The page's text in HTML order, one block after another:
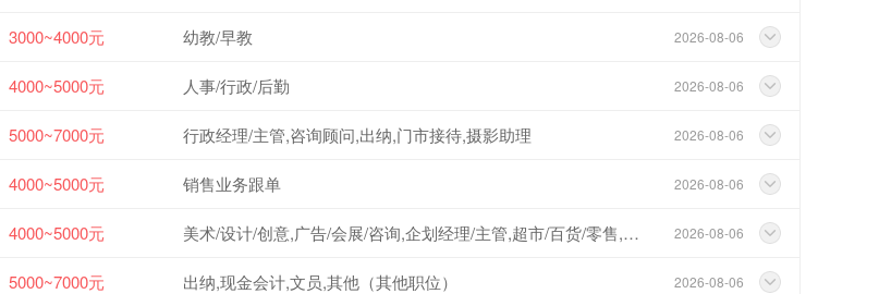
3000~4000元 幼教/早教 2026-08-06
4000~5000元 人事/行政/后勤 2026-08-06
5000~7000元 行政经理/主管,咨询顾问,出纳,门市接待,摄影助理 2026-08-06
4000~5000元 销售业务跟单 2026-08-06
4000~5000元 美术/设计/创意,广告/会展/咨询,企划经理/主管,超市/百货/零售,普工/技工 2026-08-06
5000~7000元 出纳,现金会计,文员,其他（其他职位） 2026-08-06